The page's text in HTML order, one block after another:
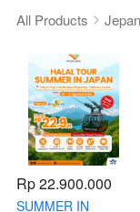
All Products
Rp 22.900.000
SUMMER IN